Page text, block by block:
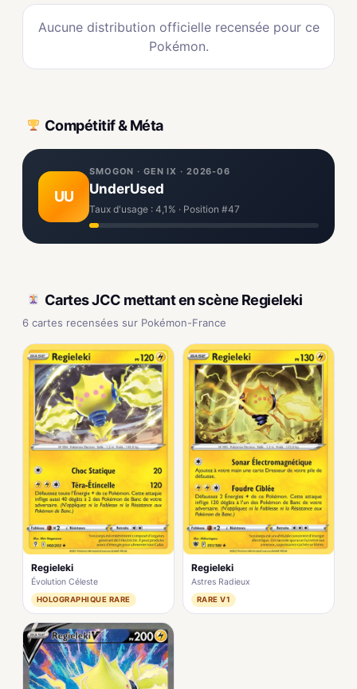
Aucune distribution officielle recensée pour ce
Pokémon.
Compétitif & Méta
UU
SMOGON · GEN IX · 2026-06
UnderUsed
Taux d'usage : 4,1% · Position #47
Cartes JCC mettant en scène Regieleki
6 cartes recensées sur Pokémon-France
Regieleki
Évolution Céleste
HOLOGRAPHIQUE RARE
Regieleki
Astres Radieux
RARE V1